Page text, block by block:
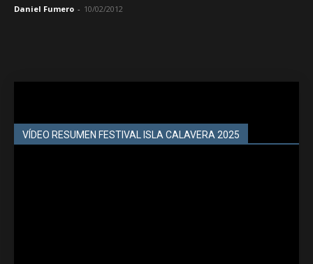
Daniel Fumero - 10/02/2012
VÍDEO RESUMEN FESTIVAL ISLA CALAVERA 2025